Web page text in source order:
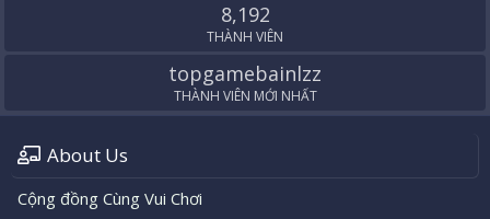
8,192
THÀNH VIÊN
topgamebainlzz
THÀNH VIÊN MỚI NHẤT
About Us
Cộng đồng Cùng Vui Chơi